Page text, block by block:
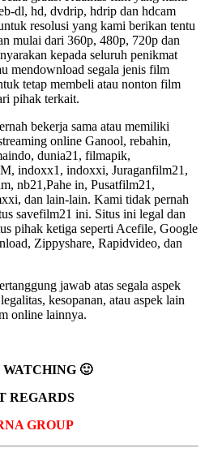
dl, hd, dvdrip, hdrip dan hdcam
resolusi yang kami berikan tentu
mulai dari 360p, 480p, 720p dan
kepada seluruh penikmat
mendownload segala jenis film
tetap membeli atau nonton film
pihak terkait.
bekerja sama atau memiliki
online Ganool, rebahin,
dunia21, filmapik,
indoxx1, indoxxi, Juraganfilm21,
nb21,Pahe in, Pusatfilm21,
dan lain-lain. Kami tidak pernah
savefilm21 ini. Situs ini legal dan
pihak ketiga seperti Acefile, Google
Zippyshare, Rapidvideo, dan
jawab atas segala aspek
kesopanan, atau aspek lain
online lainnya.
WATCHING 🙂
REGARDS
GROUP